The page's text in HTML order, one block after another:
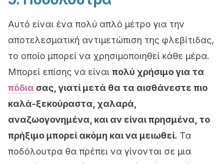
Αυτό είναι ένα πολύ απλό μέτρο για την
αποτελεσματική αντιμετώπιση της φλεβίτιδας,
το οποίο μπορεί να χρησιμοποιηθεί κάθε μέρα.
Μπορεί επίσης να είναι πολύ χρήσιμο για τα
πόδια σας, γιατί μετά θα τα αισθάνεστε πιο
καλά-ξεκούραστα, χαλαρά,
αναζωογονημένα, και αν είναι πρησμένα, το
πρήξιμο μπορεί ακόμη και να μειωθεί. Τα
ποδόλουτρα θα πρέπει να γίνονται σε μια